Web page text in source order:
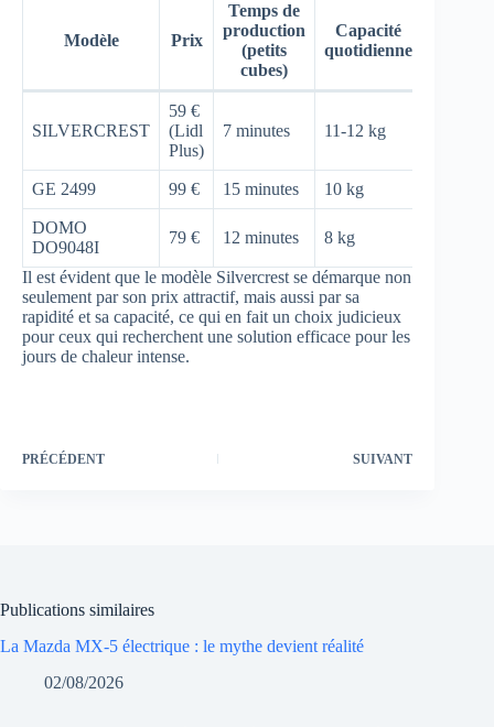
Modèle Prix
Temps de
production
(petits
cubes)
Capacité
quotidienne
SILVERCREST
59 €
(Lidl
Plus)
7 minutes 11-12 kg
GE 2499 99 € 15 minutes 10 kg
DOMO
DO9048I
79 € 12 minutes 8 kg
Il est évident que le modèle Silvercrest se démarque non
seulement par son prix attractif, mais aussi par sa
rapidité et sa capacité, ce qui en fait un choix judicieux
pour ceux qui recherchent une solution efficace pour les
jours de chaleur intense.
PRÉCÉDENT SUIVANT
Publications similaires
La Mazda MX-5 électrique : le mythe devient réalité
02/08/2026